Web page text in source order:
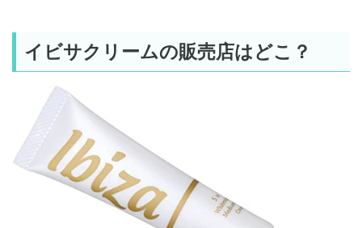
イビサクリームの販売店はどこ？